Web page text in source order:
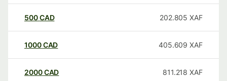
500CAD 202.805 XAF
1000CAD 405.609 XAF
2000CAD 811.218 XAF